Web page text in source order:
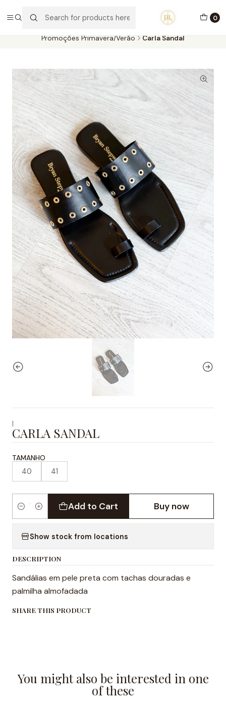
0
PORTES GRÁTIS ACIMA DE 70€ PORTUGAL CONTINENTAL
Promoções Primavera/Verão
Carla Sandal
|
CARLA SANDAL
TAMANHO
40 41
Quantity
Add to Cart Buy now
Show stock from locations
DESCRIPTION
Sandálias em pele preta com tachas douradas e
palmilha almofadada
SHARE THIS PRODUCT
You might also be interested in one
of these